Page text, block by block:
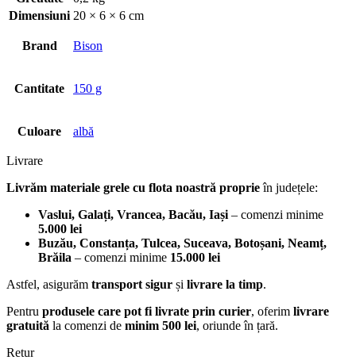
Dimensiuni 20 × 6 × 6 cm
Brand Bison
Cantitate 150 g
Culoare albă
Livrare
Livrăm materiale grele cu flota noastră proprieîn județele:
Vaslui, Galați, Vrancea, Bacău, Iași – comenzi minime
5.000 lei
Buzău, Constanța, Tulcea, Suceava, Botoșani, Neamț,
Brăila – comenzi minime 15.000 lei
Astfel, asigurăm transport sigur și livrare la timp.
Pentru produsele care pot fi livrate prin curier, oferim livrare
gratuită la comenzi de minim 500 lei, oriunde în țară.
Retur